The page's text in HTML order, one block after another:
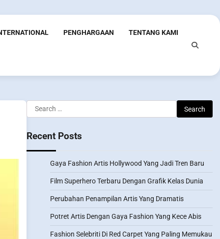
PENGHARGAAN TENTANG KAMI
Search
for:
Recent Posts
Gaya Fashion Artis Hollywood Yang Jadi Tren Baru
Film Superhero Terbaru Dengan Grafik Kelas Dunia
Perubahan Penampilan Artis Yang Dramatis
Potret Artis Dengan Gaya Fashion Yang Kece Abis
Fashion Selebriti Di Red Carpet Yang Paling Memukau